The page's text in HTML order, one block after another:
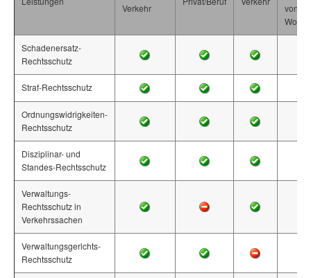
Verkehr
von
Schadenersatz-
Rechtsschutz
Straf-Rechtsschutz
Ordnungswidrigkeiten-
Rechtsschutz
Disziplinar- und
Standes-Rechtsschutz
Verwaltungs-
Rechtsschutz in
Verkehrssachen
Verwaltungsgerichts-
Rechtsschutz